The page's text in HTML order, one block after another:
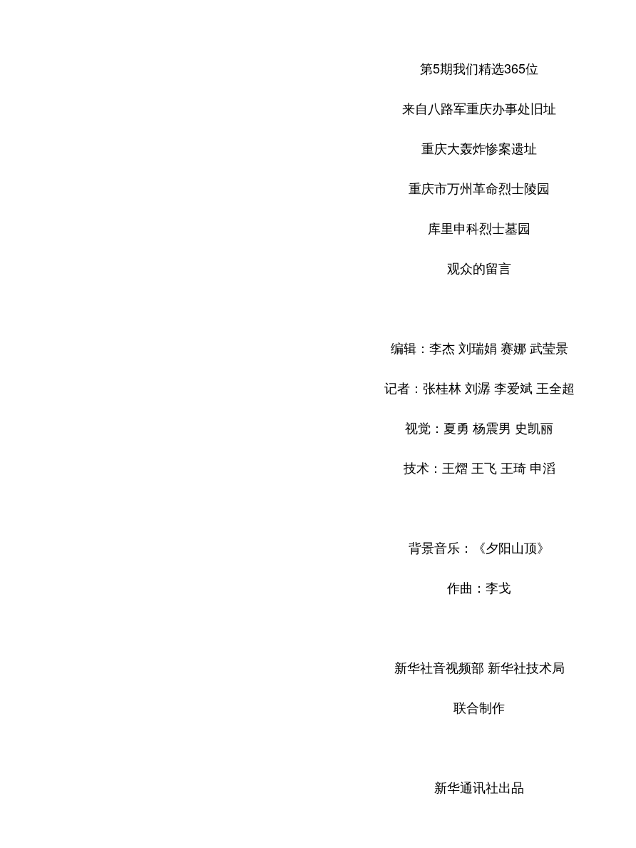
第5期我们精选365位
来自八路军重庆办事处旧址
重庆大轰炸惨案遗址
重庆市万州革命烈士陵园
库里申科烈士墓园
观众的留言
编辑：李杰 刘瑞娟 赛娜 武莹景
记者：张桂林 刘潺 李爱斌 王全超
视觉：夏勇 杨震男 史凯丽
技术：王熠 王飞 王琦 申滔
背景音乐：《夕阳山顶》
作曲：李戈
新华社音视频部 新华社技术局
联合制作
新华通讯社出品